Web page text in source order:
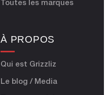
Toutes les marques
À PROPOS
Qui est Grizzliz
Le blog / Media